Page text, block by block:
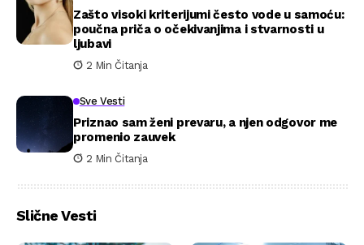
Zašto visoki kriterijumi često vode u samoću:
poučna priča o očekivanjima i stvarnosti u
ljubavi
2 Min Čitanja
Sve Vesti
Priznao sam ženi prevaru, a njen odgovor me
promenio zauvek
2 Min Čitanja
Slične Vesti